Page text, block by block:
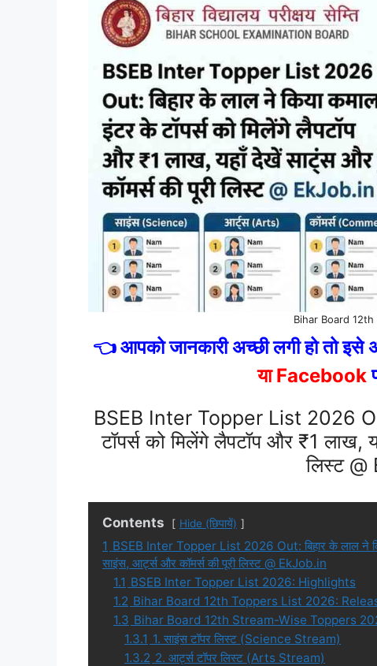
Bihar Board
👈 आपको जानकारी अच्छी लगी हो तो इसे
या Facebook
BSEB Inter Topper List 2026
टॉपर्स को मिलेंगे लैपटॉप और ₹1 लाख,
लिस्ट
Contents Hide (छिपायें)
1 BSEB Inter Topper List 2026 Out: बिहार के लाल ने
साइंस, आर्ट्स और कॉमर्स की पूरी लिस्ट @ EkJob.in
1.1 BSEB Inter Topper List 2026: Highlights
1.2 Bihar Board 12th Toppers List 2026:
1.3 Bihar Board 12th Stream-Wise Toppers
1.3.1 1. साइंस टॉपर लिस्ट (Science Stream)
1.3.2 2. आर्ट्स टॉपर लिस्ट (Arts Stream)